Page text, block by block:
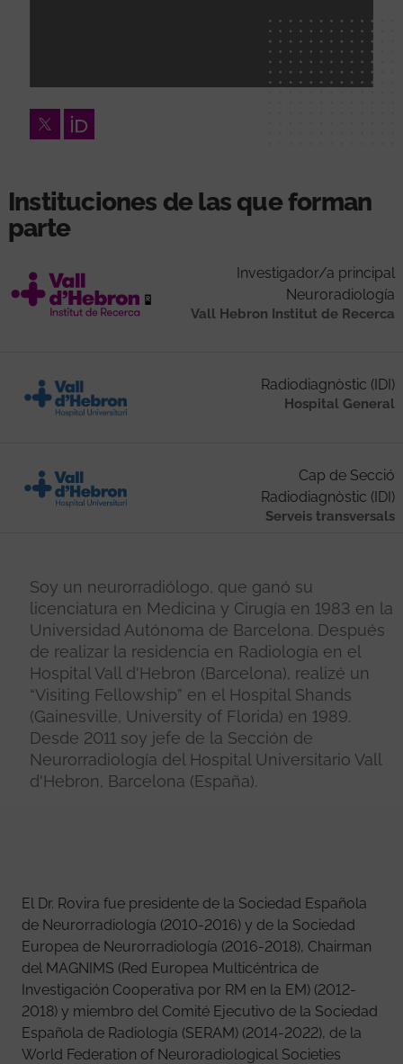
TwitterOrcid
Instituciones de las que forman
parte
Investigador/a principal
Neuroradiología
Vall Hebron Institut de Recerca
Radiodiagnòstic (IDI)
Hospital General
Cap de Secció
Radiodiagnòstic (IDI)
Serveis transversals
Soy un neurorradiólogo, que ganó su
licenciatura en Medicina y Cirugía en 1983 en la
Universidad Autónoma de Barcelona. Después
de realizar la residencia en Radiología en el
Hospital Vall d'Hebron (Barcelona), realizé un
“Visiting Fellowship” en el Hospital Shands
(Gainesville, University of Florida) en 1989.
Desde 2011 soy jefe de la Sección de
Neurorradiología del Hospital Universitario Vall
d'Hebron, Barcelona (España).
El Dr. Rovira fue presidente de la Sociedad Española
de Neurorradiología (2010-2016) y de la Sociedad
Europea de Neurorradiología (2016-2018), Chairman
del MAGNIMS (Red Europea Multicéntrica de
Investigación Cooperativa por RM en la EM) (2012-
2018) y miembro del Comité Ejecutivo de la Sociedad
Española de Radiología (SERAM) (2014-2022), de la
World Federation of Neuroradiological Societies